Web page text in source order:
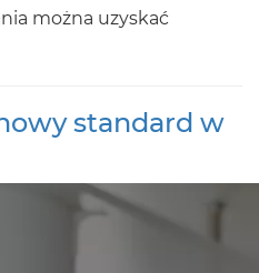
można uzyskać
standard w